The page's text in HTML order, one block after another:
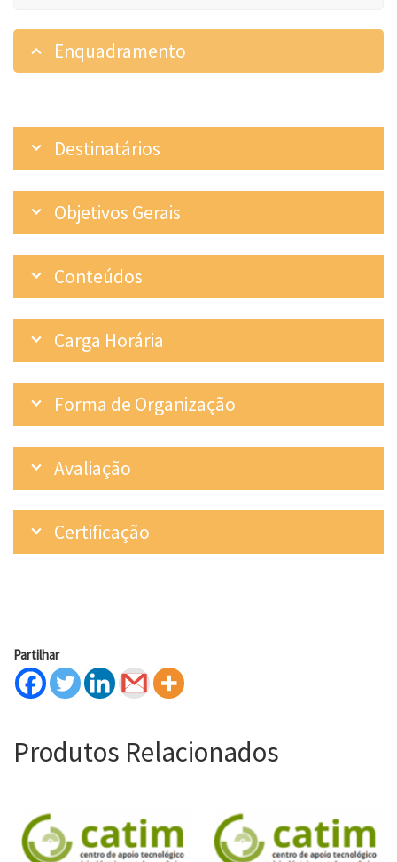
Enquadramento
Destinatários
Objetivos Gerais
Conteúdos
Carga Horária
Forma de Organização
Avaliação
Certificação
Partilhar
Produtos Relacionados